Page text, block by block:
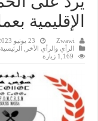
الإقليمية
Zwawi
23 يونيو 2023
الرأي والرأي الآخر
الرئيسية
1,169 زيارة